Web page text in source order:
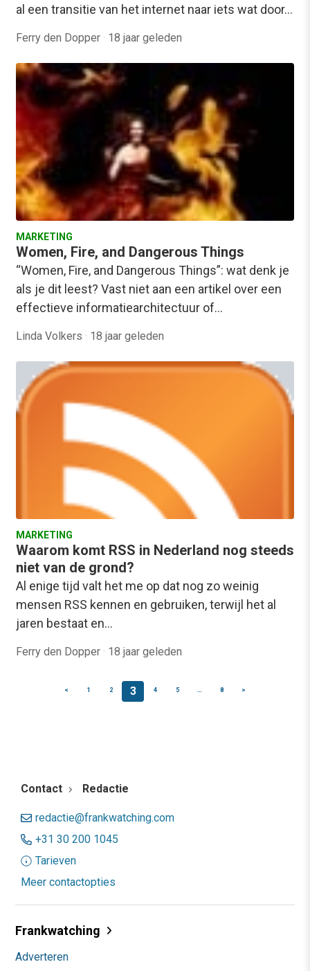
al een transitie van het internet naar iets wat door…
Ferry den Dopper · 18 jaar geleden
MARKETING
Women, Fire, and Dangerous Things
“Women, Fire, and Dangerous Things”: wat denk je
als je dit leest? Vast niet aan een artikel over een
effectieve informatiearchitectuur of…
Linda Volkers · 18 jaar geleden
MARKETING
Waarom komt RSS in Nederland nog steeds
niet van de grond?
Al enige tijd valt het me op dat nog zo weinig
mensen RSS kennen en gebruiken, terwijl het al
jaren bestaat en…
Ferry den Dopper · 18 jaar geleden
< 1 2 3 4 5 8 >
Contact Redactie
redactie@frankwatching.com
+31 30 200 1045
Tarieven
Meer contactopties
Frankwatching
Adverteren